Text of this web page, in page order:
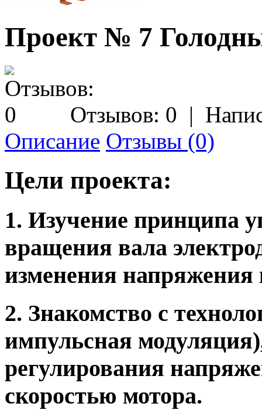
Проект № 7
Отзывов: 0 |
Описание Отзывы (0)
Цели проекта:
1. Изучение принципа
вращения вала
изменения напряжения
2. Знакомство с
импульсная
регулирования
скоростью мотора.